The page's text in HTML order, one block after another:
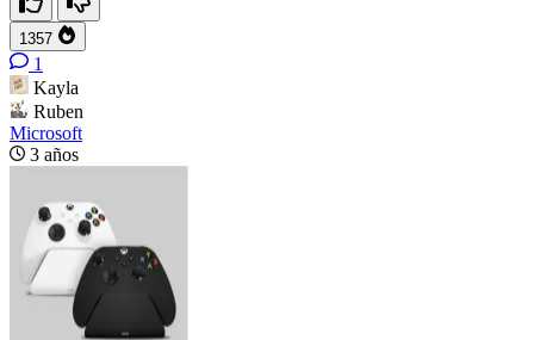
1357
1
Kayla
Ruben
Microsoft
3 años